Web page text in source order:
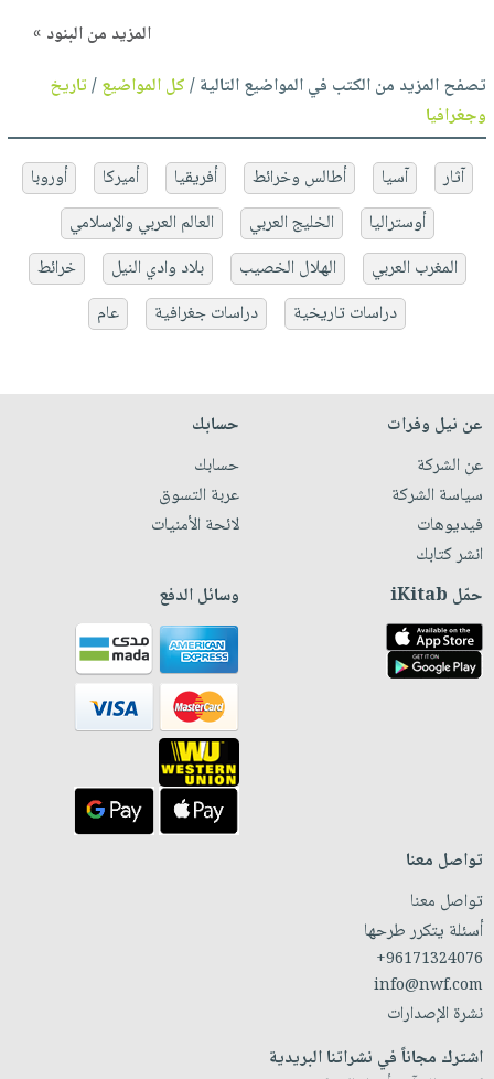
المزيد من البنود »
تصفح المزيد من الكتب في المواضيع التالية /كل المواضيع/تاريخ
وجغرافيا
آثار آسيا أطالس وخرائط أفريقيا أميركا
أوروبا
أوستراليا
الخليج العربي
العالم العربي والإسلامي
المغرب العربي
الهلال الخصيب بلاد وادي النيل
خرائط
دراسات تاريخية
دراسات جغرافية عام
عن نيل وفرات
عن الشركة
سياسة الشركة
فيديوهات
انشر كتابك
حسابك
حسابك
عربة التسوق
لائحة الأمنيات
حمّل iKitab وسائل الدفع
تواصل معنا
تواصل معنا
أسئلة يتكرر طرحها
+96171324076
info@nwf.com
نشرة الإصدارات
اشترك مجاناً في نشراتنا البريدية